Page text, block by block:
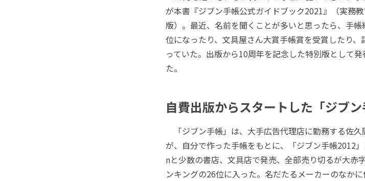
が本書『ジブン手帳公式ガイドブック2021』（実務
版）。最近、名前を聞くことが多いと思ったら、手帳
位になったり、文具屋さん大賞手帳賞を受賞したり、
っていた。出版から10周年を記念した特別版として
た。
自費出版からスタートした「ジブン
「ジブン手帳」は、大手広告代理店に勤務する佐久
が、自分で作った手帳をもとに、「ジブン手帳2012
nと少数の書店、文具店で発売、全部売り切るが大赤
ンキングの26位に入った。名だたるメーカーのなか